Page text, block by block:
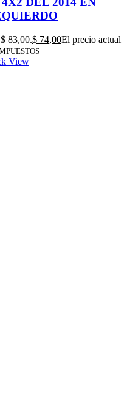
83,00.$ 74,00El precio actual
View